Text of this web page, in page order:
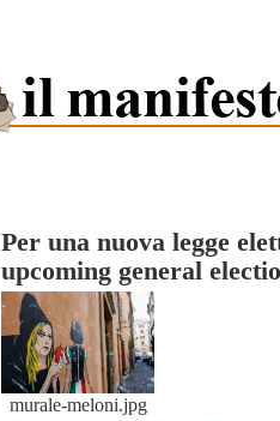
Per una nuova legge
upcoming general
murale-meloni.jpg